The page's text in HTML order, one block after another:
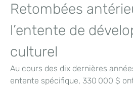
Retombées
l’entente de
culturel
Au cours des dix dernières
entente spécifique, 330 000 $